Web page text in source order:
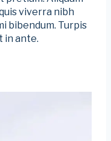
viverra nibh
bibendum. Turpis
in ante.